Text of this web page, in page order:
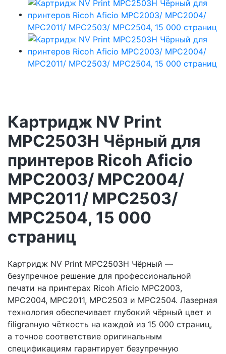
Картридж NV Print
MPC2503H Чёрный для
принтеров Ricoh Aficio
MPC2003/ MPC2004/
MPC2011/ MPC2503/
MPC2504, 15 000
страниц
Картридж NV Print MPC2503H Чёрный —
безупречное решение для профессиональной
печати на принтерах Ricoh Aficio MPC2003,
MPC2004, MPC2011, MPC2503 и MPC2504. Лазерная
технология обеспечивает глубокий чёрный цвет и
filigranную чёткость на каждой из 15 000 страниц,
а точное соответствие оригинальным
спецификациям гарантирует безупречную